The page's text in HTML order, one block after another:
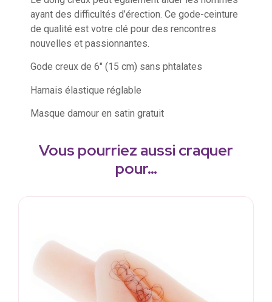
ayant des difficultés d’érection. Ce gode-ceinture
de qualité est votre clé pour des rencontres
nouvelles et passionnantes.
Gode creux de 6″ (15 cm) sans phtalates
Harnais élastique réglable
Masque damour en satin gratuit
Vous pourriez aussi craquer
pour…